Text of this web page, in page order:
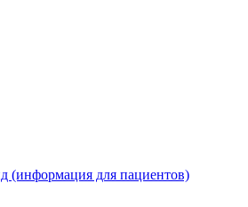
(информация для пациентов)